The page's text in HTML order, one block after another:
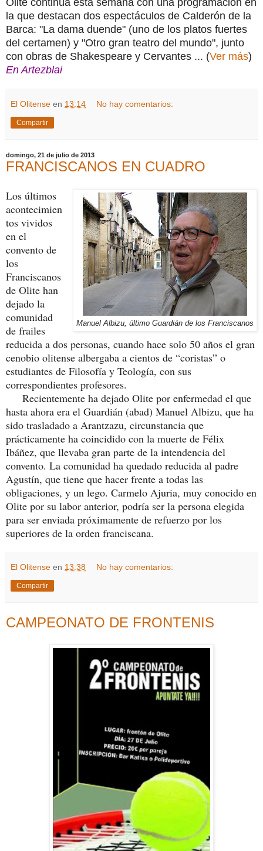
la que destacan dos espectáculos de Calderón de la
Barca: "La dama duende" (uno de los platos fuertes
del certamen) y "Otro gran teatro del mundo", junto
con obras de Shakespeare y Cervantes ... (Ver más)
En Artezblai
El Olitense en 13:14 No hay comentarios:
Compartir
domingo, 21 de julio de 2013
FRANCISCANOS EN CUADRO
Manuel Albizu, último Guardián de los Franciscanos
Los últimos
acontecimien
tos vividos
en el
convento de
los
Franciscanos
de Olite han
dejado la
comunidad
de frailes
reducida a dos personas, cuando hace solo 50 años el gran
cenobio olitense albergaba a cientos de “coristas” o
estudiantes de Filosofía y Teología, con sus
correspondientes profesores.
Recientemente ha dejado Olite por enfermedad el que
hasta ahora era el Guardián (abad) Manuel Albizu, que ha
sido trasladado a Arantzazu, circunstancia que
prácticamente ha coincidido con la muerte de Félix
Ibáñez, que llevaba gran parte de la intendencia del
convento. La comunidad ha quedado reducida al padre
Agustín, que tiene que hacer frente a todas las
obligaciones, y un lego. Carmelo Ajuria, muy conocido en
Olite por su labor anterior, podría ser la persona elegida
para ser enviada próximamente de refuerzo por los
superiores de la orden franciscana.
El Olitense en 13:38 No hay comentarios:
Compartir
CAMPEONATO DE FRONTENIS